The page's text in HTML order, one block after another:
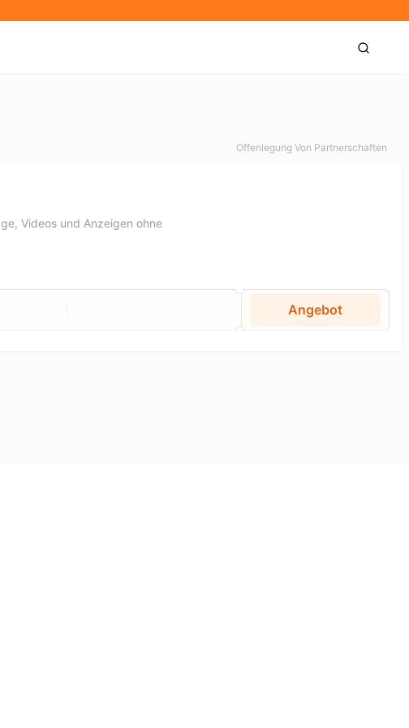
Offenlegung Von Partnerschaften
Videos und Anzeigen ohne
Angebot